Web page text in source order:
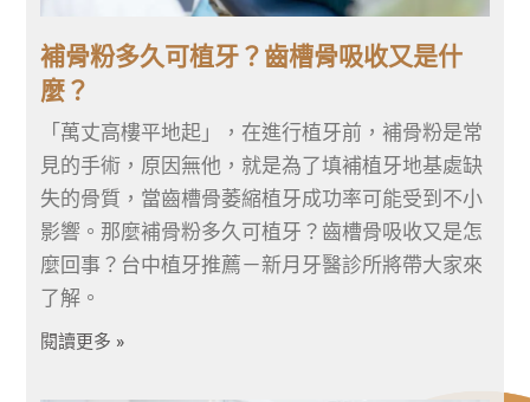
補骨粉多久可植牙？齒槽骨吸收又是什
麼？
「萬丈高樓平地起」，在進行植牙前，補骨粉是常
見的手術，原因無他，就是為了填補植牙地基處缺
失的骨質，當齒槽骨萎縮植牙成功率可能受到不小
影響。那麼補骨粉多久可植牙？齒槽骨吸收又是怎
麼回事？台中植牙推薦－新月牙醫診所將帶大家來
了解。
閱讀更多 »